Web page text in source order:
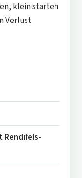
klein starten
Verlust
Rendifels-